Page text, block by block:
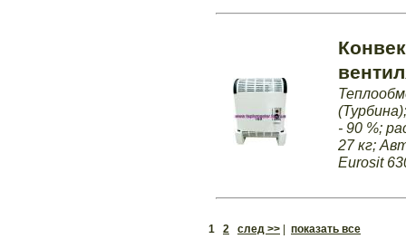
- 90 %;
27 кг;
Eurosit
1 2 след >> показать все